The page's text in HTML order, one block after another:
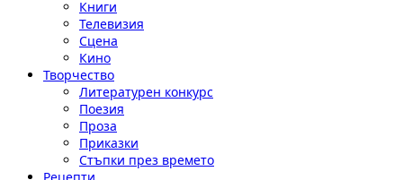
Книги
Телевизия
Сцена
Кино
Творчество
Литературен конкурс
Поезия
Проза
Приказки
Стъпки през времето